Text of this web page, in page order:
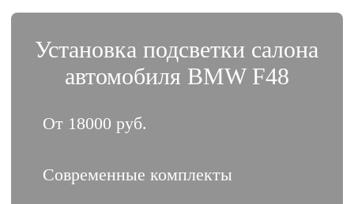
Установка подсветки салона
автомобиля BMW F48
От 18000 руб.
Современные комплекты